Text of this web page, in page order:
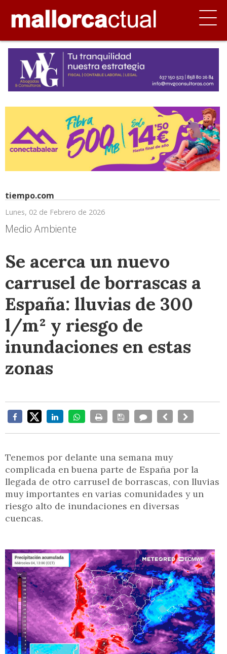
tiempo.com
Lunes, 02 de Febrero de 2026
Medio Ambiente
Se acerca un nuevo
carrusel de borrascas a
España: lluvias de 300
l/m² y riesgo de
inundaciones en estas
zonas
Tenemos por delante una semana muy
complicada en buena parte de España por la
llegada de otro carrusel de borrascas, con lluvias
muy importantes en varias comunidades y un
riesgo alto de inundaciones en diversas
cuencas.